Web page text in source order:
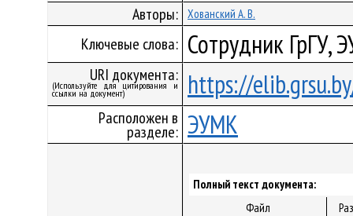
Авторы: Хованский А. В.
Ключевые слова: Сотрудник ГрГУ,
URI документа:
(Используйте для цитирования и
ссылки на документ) https://
Расположен в
разделе: ЭУМК
Полный текст документа:
Файл